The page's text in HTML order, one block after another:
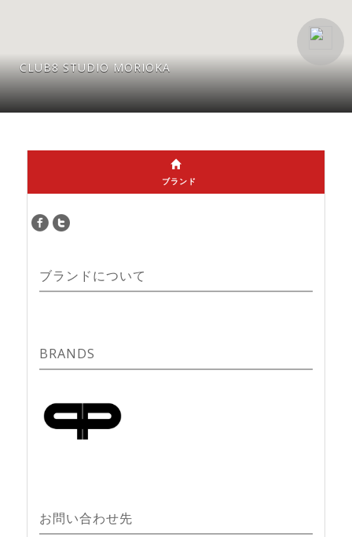
CLUB8 STUDIO MORIOKA
ブランド
ブランドについて
BRANDS
お問い合わせ先